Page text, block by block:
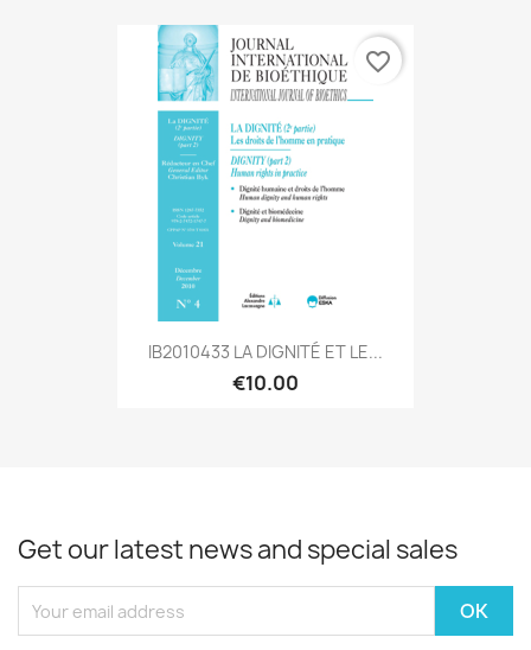
IB2010433 LA DIGNITÉ ET LE...
€10.00
favorite_border
Get our latest news and special sales